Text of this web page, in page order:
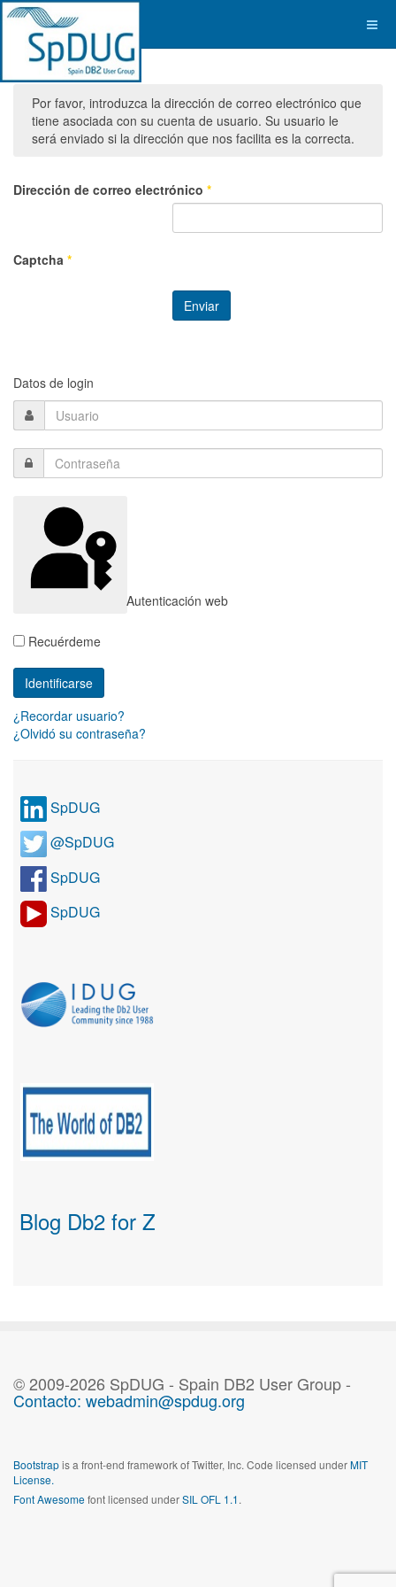
Por favor, introduzca la dirección de correo electrónico que
tiene asociada con su cuenta de usuario. Su usuario le
será enviado si la dirección que nos facilita es la correcta.
Dirección de correo electrónico *
Captcha *
Enviar
Datos de login
Autenticación web
Recuérdeme
¿Recordar usuario?
¿Olvidó su contraseña?
SpDUG
@SpDUG
SpDUG
SpDUG
Blog Db2 for Z
© 2009-2026 SpDUG - Spain DB2 User Group -
Contacto: webadmin@spdug.org
Bootstrapis a front-end framework of Twitter, Inc. Code licensed underMIT
License.
Font Awesomefont licensed underSIL OFL 1.1.